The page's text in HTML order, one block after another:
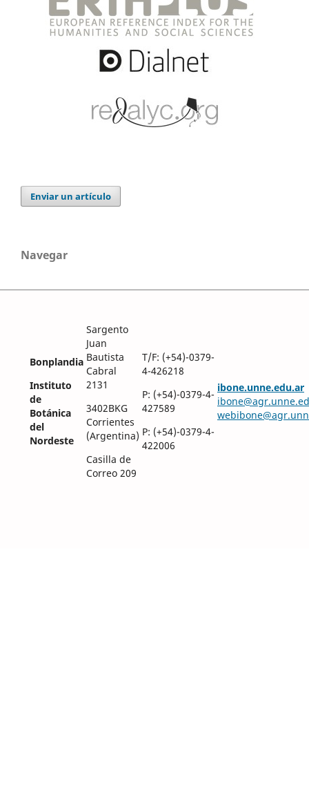
Enviar un artículo
Navegar
Bonplandia
Instituto
de
Botánica
del
Nordeste
Sargento
Juan
Bautista
Cabral
2131
3402BKG
Corrientes
(Argentina)
Casilla de
Correo 209
T/F: (+54)-0379-
4-426218
P: (+54)-0379-4-
427589
P: (+54)-0379-4-
422006
ibone.unne.edu.ar